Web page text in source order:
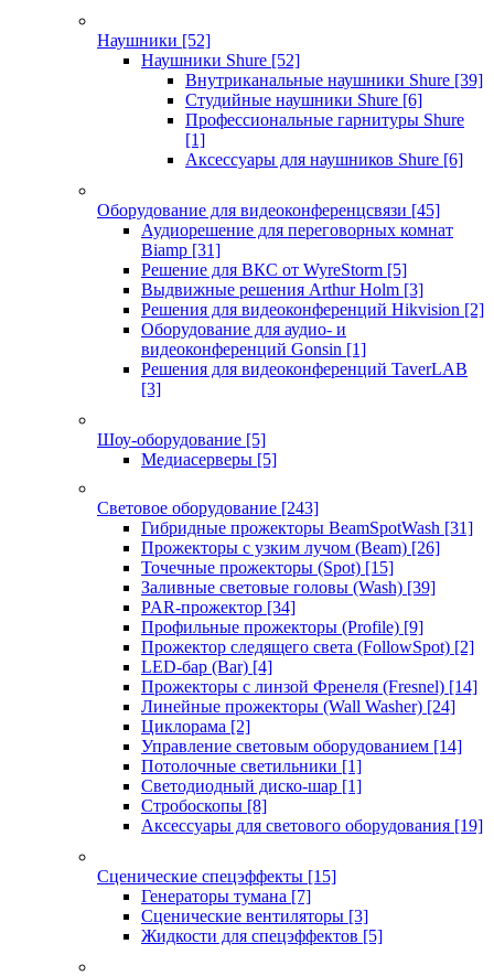
Наушники [52]
Наушники Shure [52]
Внутриканальные наушники Shure [39]
Студийные наушники Shure [6]
Профессиональные гарнитуры Shure
[1]
Аксессуары для наушников Shure [6]
Оборудование для видеоконференцсвязи [45]
Аудиорешение для переговорных комнат
Biamp [31]
Решение для ВКС от WyreStorm [5]
Выдвижные решения Arthur Holm [3]
Решения для видеоконференций Hikvision [2]
Оборудование для аудио- и
видеоконференций Gonsin [1]
Решения для видеоконференций TaverLAB
[3]
Шоу-оборудование [5]
Медиасерверы [5]
Световое оборудование [243]
Гибридные прожекторы BeamSpotWash [31]
Прожекторы с узким лучом (Beam) [26]
Точечные прожекторы (Spot) [15]
Заливные световые головы (Wash) [39]
PAR-прожектор [34]
Профильные прожекторы (Profile) [9]
Прожектор следящего света (FollowSpot) [2]
LED-бар (Bar) [4]
Прожекторы с линзой Френеля (Fresnel) [14]
Линейные прожекторы (Wall Washer) [24]
Циклорама [2]
Управление световым оборудованием [14]
Потолочные светильники [1]
Светодиодный диско-шар [1]
Стробоскопы [8]
Аксессуары для светового оборудования [19]
Сценические спецэффекты [15]
Генераторы тумана [7]
Сценические вентиляторы [3]
Жидкости для спецэффектов [5]